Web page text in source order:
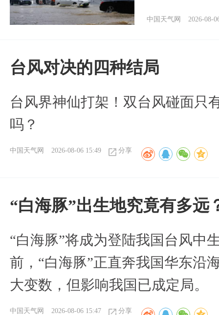
中国天气网 2026-08-
台风对决的四种结局
台风界神仙打架！双台风碰面只
吗？
中国天气网 2026-08-06 15:49 分享
“白海豚”出生地究竟有多远
“白海豚”将成为登陆我国台风中
前，“白海豚”正直奔我国华东沿
大变数，但影响我国已成定局。
中国天气网 2026-08-06 15:47 分享